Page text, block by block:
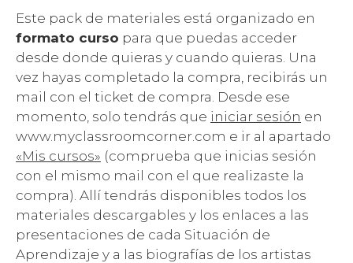
Este pack de materiales está organizado en
formato curso para que puedas acceder
desde donde quieras y cuando quieras. Una
vez hayas completado la compra, recibirás un
mail con el ticket de compra. Desde ese
momento, solo tendrás que iniciar sesión en
www.myclassroomcorner.com e ir al apartado
«Mis cursos» (comprueba que inicias sesión
con el mismo mail con el que realizaste la
compra). Allí tendrás disponibles todos los
materiales descargables y los enlaces a las
presentaciones de cada Situación de
Aprendizaje y a las biografías de los artistas